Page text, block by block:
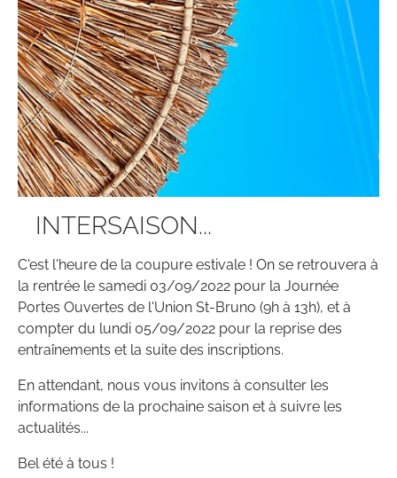
INTERSAISON...
C'est l'heure de la coupure estivale ! On se retrouvera à
la rentrée le samedi 03/09/2022 pour la Journée
Portes Ouvertes de l'Union St-Bruno (9h à 13h), et à
compter du lundi 05/09/2022 pour la reprise des
entraînements et la suite des inscriptions.
En attendant, nous vous invitons à consulter les
informations de la prochaine saison et à suivre les
actualités...
Bel été à tous !